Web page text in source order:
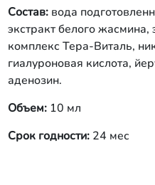
Состав: вода
экстракт белого жасмина,
комплекс Тера-Виталь,
гиалуроновая кислота,
аденозин.
Объем: 10 мл
Срок годности: 24 мес